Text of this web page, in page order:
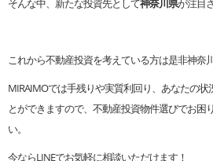
これから不動産投資を考えている方は是非神奈
MIRAIMOでは手残りや実質利回り、あなたの
とができますので、不動産投資物件選びでお困
い。
今ならLINEでお気軽に相談いただけます！